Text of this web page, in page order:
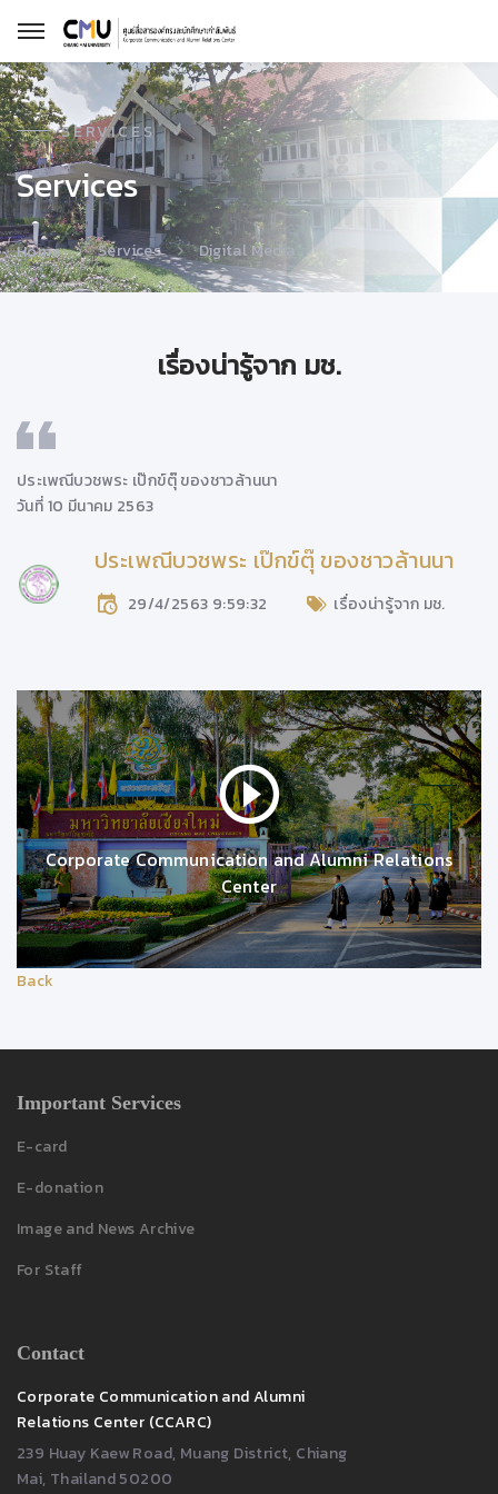
SERVICES
Services
Home Services Digital Media
เรื่องน่ารู้จาก มช.
ประเพณีบวชพระ เป๊กข์ตุ๊ ของชาวล้านนา
วันที่ 10 มีนาคม 2563
ประเพณีบวชพระ เป๊กข์ตุ๊ ของชาวล้านนา
29/4/2563 9:59:32 เรื่องน่ารู้จาก มช.
Corporate Communication and Alumni Relations
Center
Back
Important Services
E-card
E-donation
Image and News Archive
For Staff
Contact
Corporate Communication and Alumni
Relations Center (CCARC)
239 Huay Kaew Road, Muang District, Chiang
Mai, Thailand 50200